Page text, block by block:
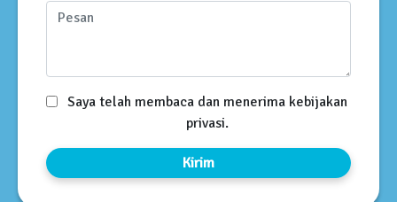
Saya telah membaca dan menerima kebijakan
privasi.
Kirim